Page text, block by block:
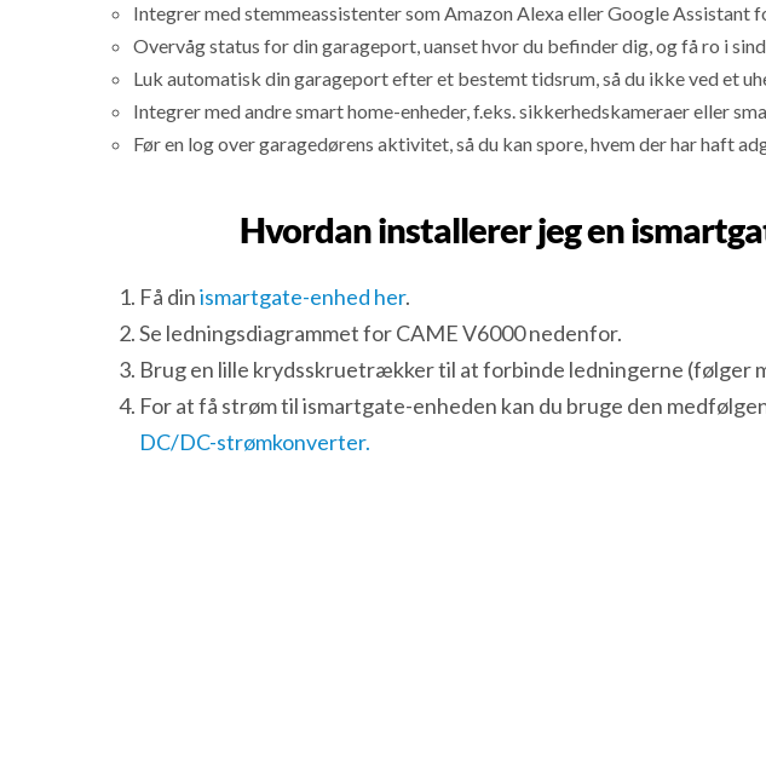
Integrer med stemmeassistenter som Amazon Alexa eller Google Assistant
Overvåg status for din garageport, uanset hvor du befinder dig, og få ro i
Luk automatisk din garageport efter et bestemt tidsrum, så du ikke ved et
Integrer med andre smart home-enheder, f.eks. sikkerhedskameraer eller
Før en log over garagedørens aktivitet, så du kan spore, hvem der har haft
Hvordan installerer jeg en
Få dinismartgate-enhed her.
Se ledningsdiagrammet for CAME V6000 nedenfor.
Brug en lille krydsskruetrækker til at forbinde ledningerne (følger
For at få strøm til ismartgate-enheden kan du bruge den
DC/DC-strømkonverter.